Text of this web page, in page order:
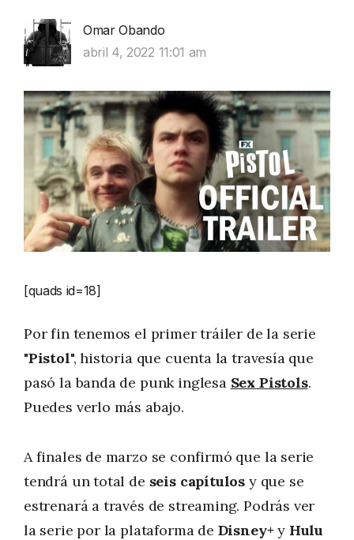
Omar Obando
abril 4, 2022 11:01 am
[quads id=18]
Por fin tenemos el primer tráiler de la serie
"Pistol", historia que cuenta la travesía que
pasó la banda de punk inglesa Sex Pistols.
Puedes verlo más abajo.
A finales de marzo se confirmó que la serie
tendrá un total de seis capítulos y que se
estrenará a través de streaming. Podrás ver
la serie por la plataforma de Disney+y Hulu